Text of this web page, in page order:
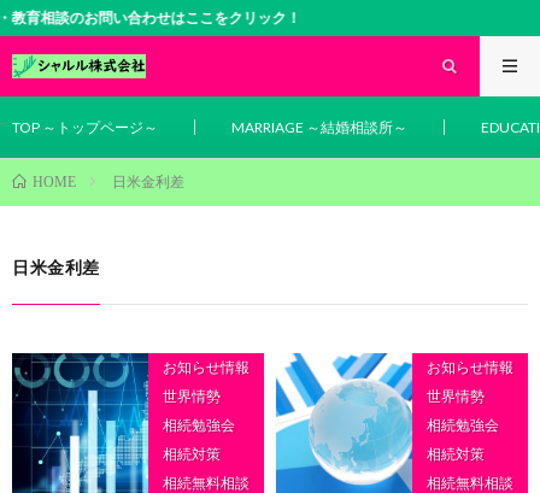
育相談のお問い合わせはここをクリック！
TOP ～トップページ～ MARRIAGE ～結婚相談所～
HOME 日米金利差
日米金利差
お知らせ情報
世界情勢
相続勉強会
相続対策
相続無料相談
お知らせ情報
世界情勢
相続勉強会
相続対策
相続無料相談